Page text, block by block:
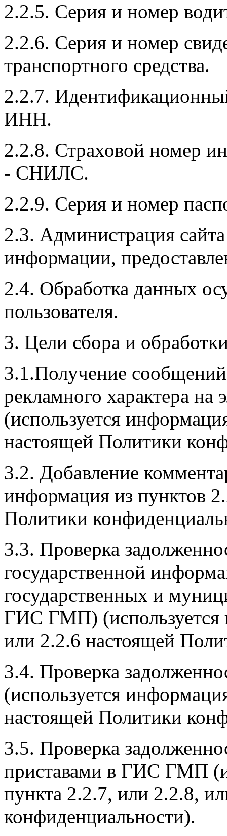
2.2.5. Серия и номер
2.2.6. Серия и номер
транспортного средства.
2.2.7.
ИНН.
2.2.8. Страховой номер
- СНИЛС.
2.2.9. Серия и номер
2.3. Администрация
информации,
2.4. Обработка данных
пользователя.
3. Цели сбора и
3.1.Получение
рекламного характера на
(используется
настоящей Политики
3.2. Добавление
информация из пунктов
Политики
3.3. Проверка
государственной
государственных и
ГИС ГМП) (используется
или 2.2.6 настоящей
3.4. Проверка
(используется
настоящей Политики
3.5. Проверка
приставами в ГИС ГМП
пункта 2.2.7, или 2.2.8,
конфиденциальности).